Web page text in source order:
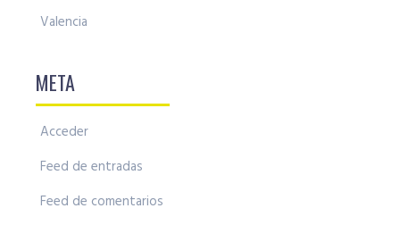
Valencia
META
Acceder
Feed de entradas
Feed de comentarios